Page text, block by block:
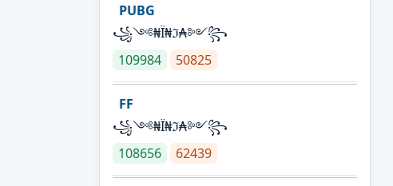
PUBG
꧁༺₦Ї₦ℑ₳༻꧂
109984
50825
FF
꧁༺₦Ї₦ℑ₳༻꧂
108656
62439